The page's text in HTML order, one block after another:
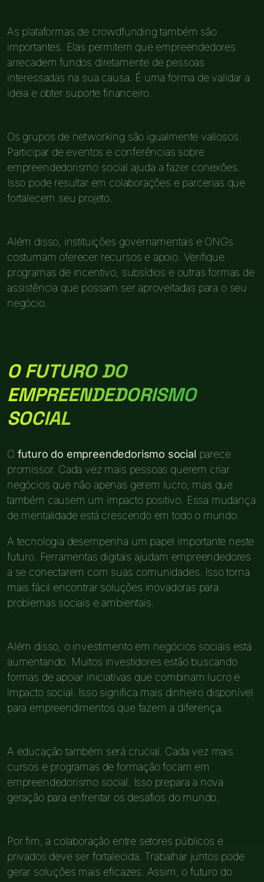
As plataformas de crowdfunding também são
importantes. Elas permitem que empreendedores
arrecadem fundos diretamente de pessoas
interessadas na sua causa. É uma forma de validar a
ideia e obter suporte financeiro.
Os grupos de networking são igualmente valiosos.
Participar de eventos e conferências sobre
empreendedorismo social ajuda a fazer conexões.
Isso pode resultar em colaborações e parcerias que
fortalecem seu projeto.
Além disso, instituições governamentais e ONGs
costumam oferecer recursos e apoio. Verifique
programas de incentivo, subsídios e outras formas de
assistência que possam ser aproveitadas para o seu
negócio.
O FUTURO DO
EMPREENDEDORISMO
SOCIAL
O futuro do empreendedorismo social parece
promissor. Cada vez mais pessoas querem criar
negócios que não apenas gerem lucro, mas que
também causem um impacto positivo. Essa mudança
de mentalidade está crescendo em todo o mundo.
A tecnologia desempenha um papel importante neste
futuro. Ferramentas digitais ajudam empreendedores
a se conectarem com suas comunidades. Isso torna
mais fácil encontrar soluções inovadoras para
problemas sociais e ambientais.
Além disso, o investimento em negócios sociais está
aumentando. Muitos investidores estão buscando
formas de apoiar iniciativas que combinam lucro e
impacto social. Isso significa mais dinheiro disponível
para empreendimentos que fazem a diferença.
A educação também será crucial. Cada vez mais
cursos e programas de formação focam em
empreendedorismo social. Isso prepara a nova
geração para enfrentar os desafios do mundo.
Por fim, a colaboração entre setores públicos e
privados deve ser fortalecida. Trabalhar juntos pode
gerar soluções mais eficazes. Assim, o futuro do